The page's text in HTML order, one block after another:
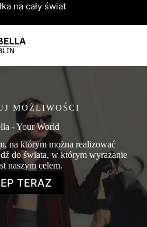
na cały świat
MOŻLIWOŚCI
- Your World
na którym można realizować
do świata, w którym wyrażanie
naszym celem.
TERAZ